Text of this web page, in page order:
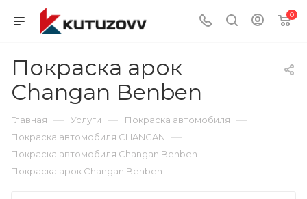
0
Покраска арок
Changan Benben
Главная — Услуги — Покраска автомобиля —
Покраска автомобиля CHANGAN —
Покраска автомобиля Changan Benben —
Покраска арок Changan Benben